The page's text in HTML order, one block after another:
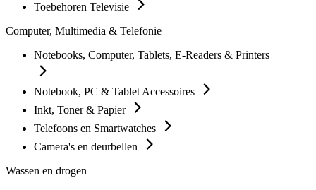
Toebehoren Televisie
Computer, Multimedia & Telefonie
Notebooks, Computer, Tablets, E-Readers & Printers
Notebook, PC & Tablet Accessoires
Inkt, Toner & Papier
Telefoons en Smartwatches
Camera's en deurbellen
Wassen en drogen